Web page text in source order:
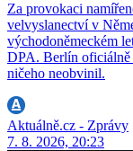
Za provokaci
velvyslanectví v
východoněmeckém
DPA. Berlín oficiálně
ničeho neobvinil.
Aktuálně.cz - Zprávy
7. 8. 2026, 20:23